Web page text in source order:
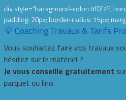
div style="background-color: #f0f7ff;
padding: 20px; border-radius: 15px;
💡 Coaching Travaux & Tarifs Pro
Vous souhaitez faire vos travaux
hésitez sur le matériel ?
Je vous conseille gratuitement
parquet ou lino.